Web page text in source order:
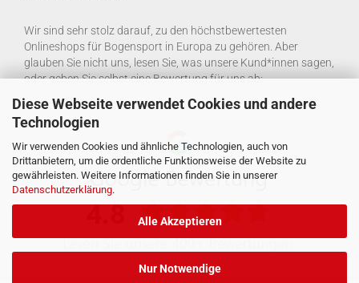
Diese Webseite verwendet Cookies und andere
Technologien
Wir verwenden Cookies und ähnliche Technologien, auch von
Drittanbietern, um die ordentliche Funktionsweise der Website zu
gewährleisten. Weitere Informationen finden Sie in unserer
Datenschutzerklärung.
Alle Akzeptieren
Nur Notwendige
Wir sind sehr stolz darauf, zu den höchstbewertesten
Onlineshops für Bogensport in Europa zu gehören. Aber
glauben Sie nicht uns, lesen Sie, was unsere Kund*innen sagen,
oder geben Sie selbst eine Bewertung für uns ab: